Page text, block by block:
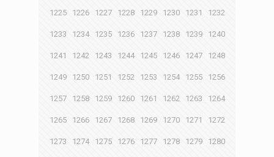
1225 1226 1227 1228 1229 1230 1231 1232
1233 1234 1235 1236 1237 1238 1239 1240
1241 1242 1243 1244 1245 1246 1247 1248
1249 1250 1251 1252 1253 1254 1255 1256
1257 1258 1259 1260 1261 1262 1263 1264
1265 1266 1267 1268 1269 1270 1271 1272
1273 1274 1275 1276 1277 1278 1279 1280